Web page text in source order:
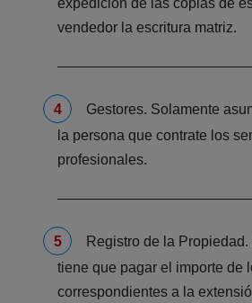
vendedor la escritura matriz.
Gestores. Solamente
la persona que contrate los
profesionales.
Registro de la
tiene que pagar el importe de
correspondientes a la